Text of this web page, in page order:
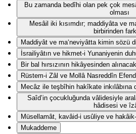
Bu zamanda bedîhi olan pek çok
olması
Mesâil iki kısımdır; maddiyâta ve
birbirinden
Maddiyât ve ma‘neviyâtta kimin sözü
İsrailiyâtın ve hikmet-i Yunaniyenin
Bir bal hırsızının hikâyesinden
Rüstem-i Zâl ve Mollâ Nasreddîn
Mecâz ile teşbîhin hakîkate inkılâbına
Saîd’in çocukluğunda vâlidesiyle
hâdisesi ve
Müsellamât, kavâid-i usûliye ve
Mukaddeme